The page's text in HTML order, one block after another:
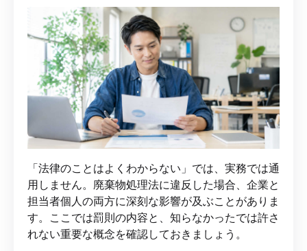
「法律のことはよくわからない」では、実務では通
用しません。廃棄物処理法に違反した場合、企業と
担当者個人の両方に深刻な影響が及ぶことがありま
す。ここでは罰則の内容と、知らなかったでは許さ
れない重要な概念を確認しておきましょう。